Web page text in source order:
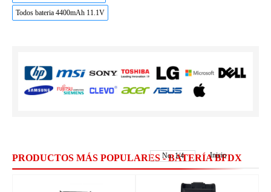
Todos bateria 4400mAh 11.1V
PRODUCTOS MÁS POPULARES - BATERÍA BFDX
No.1/4 Inicio